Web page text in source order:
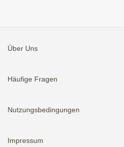
Über Uns
Häufige Fragen
Nutzungsbedingungen
Impressum